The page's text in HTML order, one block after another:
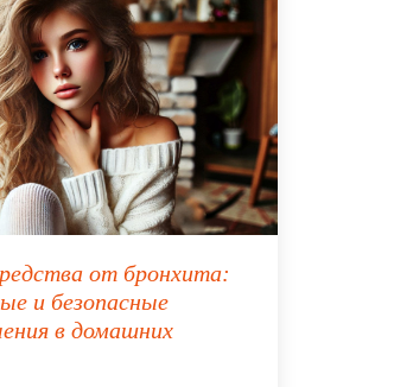
от бронхита:
и безопасные
в домашних